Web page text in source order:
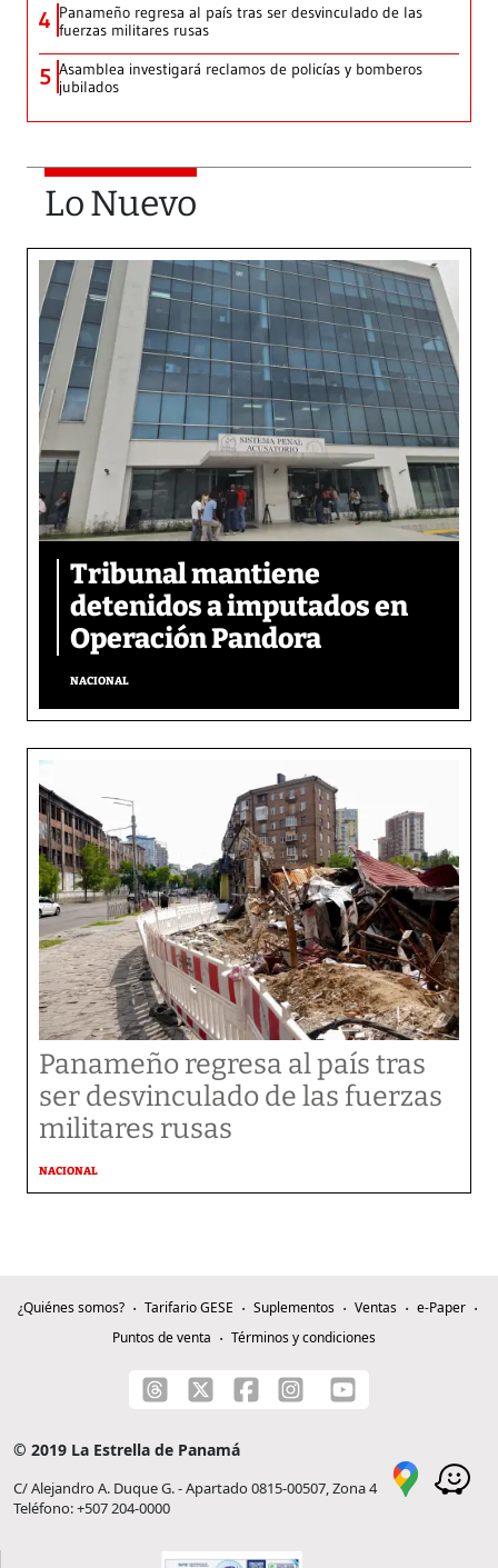
4 Panameño regresa al país tras ser desvinculado de las
fuerzas militares rusas
5 Asamblea investigará reclamos de policías y bomberos
jubilados
Lo Nuevo
Tribunal mantiene
detenidos a imputados en
Operación Pandora
NACIONAL
Panameño regresa al país tras
ser desvinculado de las fuerzas
militares rusas
NACIONAL
¿Quiénes somos? Tarifario GESE Suplementos Ventas
e-Paper
Puntos de venta
Términos y condiciones
© 2019 La Estrella de Panamá
C/ Alejandro A. Duque G. - Apartado 0815-00507, Zona 4
Teléfono: +507 204-0000